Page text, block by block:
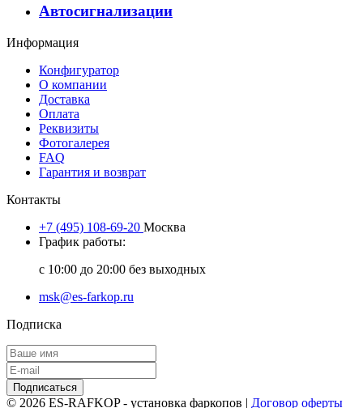
Автосигнализации
Информация
Конфигуратор
О компании
Доставка
Оплата
Реквизиты
Фотогалерея
FAQ
Гарантия и возврат
Контакты
+7 (495) 108-69-20 Москва
График работы:
с 10:00 до 20:00 без выходных
msk@es-farkop.ru
Подписка
Подписаться
© 2026 ES-RAFKOP - установка фаркопов | Договор оферты